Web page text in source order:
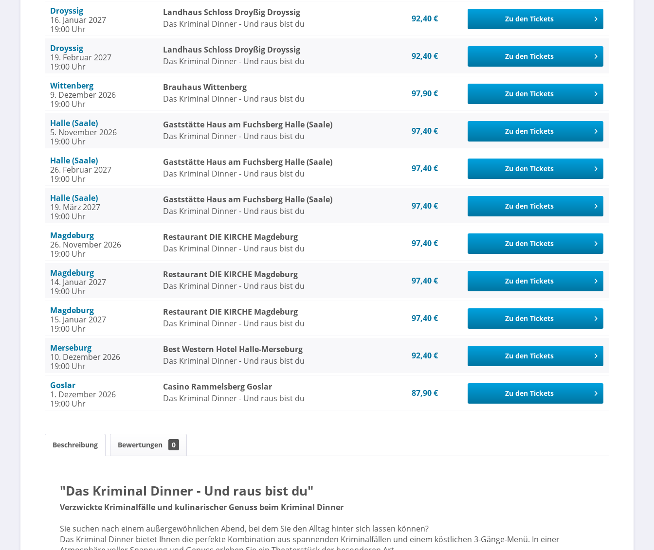
Droyssig
16. Januar 2027
19:00 Uhr
Landhaus Schloss Droyßig Droyssig
Das Kriminal Dinner - Und raus bist du
92,40 € Zu den Tickets
Droyssig
19. Februar 2027
19:00 Uhr
Landhaus Schloss Droyßig Droyssig
Das Kriminal Dinner - Und raus bist du
92,40 € Zu den Tickets
Wittenberg
9. Dezember 2026
19:00 Uhr
Brauhaus Wittenberg
Das Kriminal Dinner - Und raus bist du
97,90 € Zu den Tickets
Halle (Saale)
5. November 2026
19:00 Uhr
Gaststätte Haus am Fuchsberg Halle (Saale)
Das Kriminal Dinner - Und raus bist du
97,40 € Zu den Tickets
Halle (Saale)
26. Februar 2027
19:00 Uhr
Gaststätte Haus am Fuchsberg Halle (Saale)
Das Kriminal Dinner - Und raus bist du
97,40 € Zu den Tickets
Halle (Saale)
19. März 2027
19:00 Uhr
Gaststätte Haus am Fuchsberg Halle (Saale)
Das Kriminal Dinner - Und raus bist du
97,40 € Zu den Tickets
Magdeburg
26. November 2026
19:00 Uhr
Restaurant DIE KIRCHE Magdeburg
Das Kriminal Dinner - Und raus bist du
97,40 € Zu den Tickets
Magdeburg
14. Januar 2027
19:00 Uhr
Restaurant DIE KIRCHE Magdeburg
Das Kriminal Dinner - Und raus bist du
97,40 € Zu den Tickets
Magdeburg
15. Januar 2027
19:00 Uhr
Restaurant DIE KIRCHE Magdeburg
Das Kriminal Dinner - Und raus bist du
97,40 € Zu den Tickets
Merseburg
10. Dezember 2026
19:00 Uhr
Best Western Hotel Halle-Merseburg
Das Kriminal Dinner - Und raus bist du
92,40 € Zu den Tickets
Goslar
1. Dezember 2026
19:00 Uhr
Casino Rammelsberg Goslar
Das Kriminal Dinner - Und raus bist du
87,90 € Zu den Tickets
Beschreibung Bewertungen 0
"Das Kriminal Dinner - Und raus bist du"
Verzwickte Kriminalfälle und kulinarischer Genuss beim Kriminal Dinner
Sie suchen nach einem außergewöhnlichen Abend, bei dem Sie den Alltag hinter sich lassen können?
Das Kriminal Dinner bietet Ihnen die perfekte Kombination aus spannenden Kriminalfällen und einem köstlichen 3-Gänge-Menü. In einer